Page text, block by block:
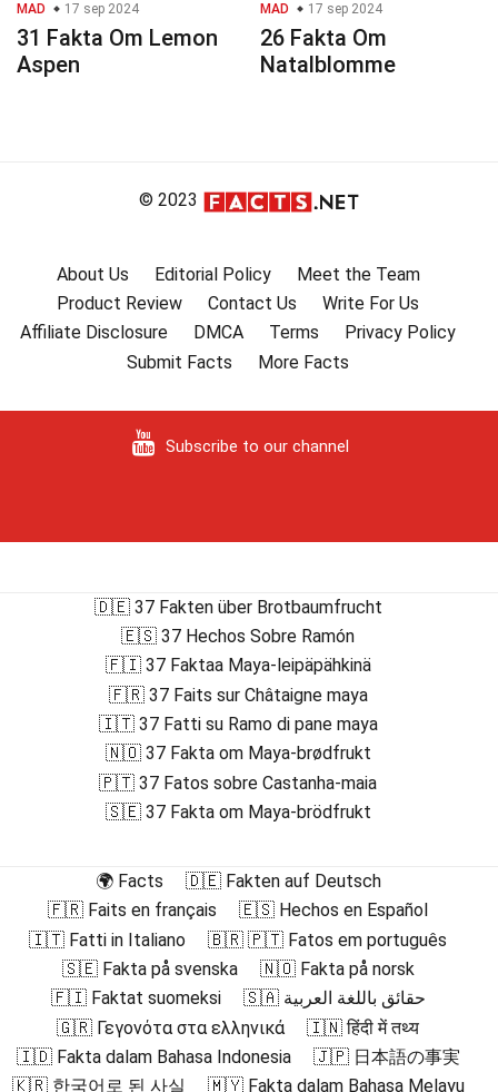
MAD 17 sep 2024
31 Fakta Om Lemon
Aspen
MAD 17 sep 2024
26 Fakta Om
Natalblomme
© 2023
About Us Editorial Policy
Meet the Team
Product Review
Contact Us
Write For Us
Affiliate Disclosure
DMCA Terms
Privacy Policy
Submit Facts
More Facts
Subscribe to our channel
🇩🇪 37 Fakten über Brotbaumfrucht
🇪🇸 37 Hechos Sobre Ramón
🇫🇮 37 Faktaa Maya-leipäpähkinä
🇫🇷 37 Faits sur Châtaigne maya
🇮🇹 37 Fatti su Ramo di pane maya
🇳🇴 37 Fakta om Maya-brødfrukt
🇵🇹 37 Fatos sobre Castanha-maia
🇸🇪 37 Fakta om Maya-brödfrukt
🌍 Facts
🇩🇪 Fakten auf Deutsch
🇫🇷 Faits en français
🇪🇸 Hechos en Español
🇮🇹 Fatti in Italiano
🇧🇷 🇵🇹 Fatos em português
🇸🇪 Fakta på svenska
🇳🇴 Fakta på norsk
🇫🇮 Faktat suomeksi
🇸🇦 حقائق باللغة العربية
🇬🇷 Γεγονότα στα ελληνικά
🇮🇳 हिंदी में तथ्य
🇮🇩 Fakta dalam Bahasa Indonesia
🇯🇵 日本語の事実
🇰🇷 한국어로 된 사실
🇲🇾 Fakta dalam Bahasa Melayu